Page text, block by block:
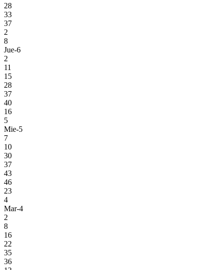
28
33
37
2
8
Jue-6
2
11
15
28
37
40
16
5
Mie-5
7
10
30
37
43
46
23
4
Mar-4
2
8
16
22
35
36